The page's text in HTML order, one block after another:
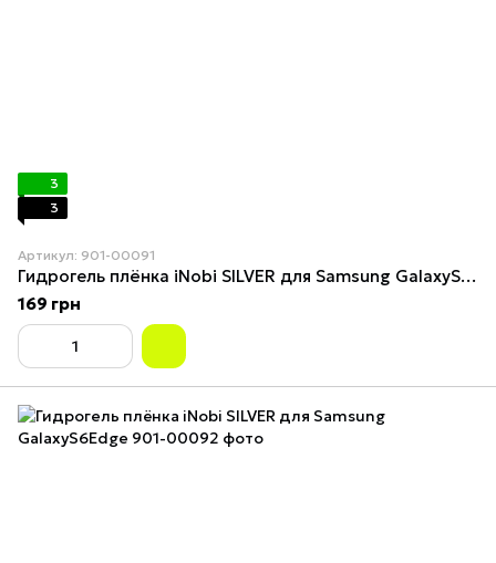
3
3
Артикул: 901-00091
Гидрогель плёнка iNobi SILVER для Samsung GalaxyS4Mini(I9195)
169 грн